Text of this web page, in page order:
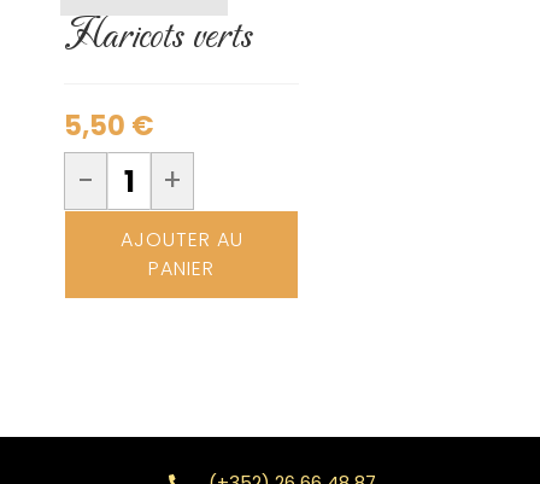
Haricots verts
5,50 €
- +
AJOUTER AU
PANIER